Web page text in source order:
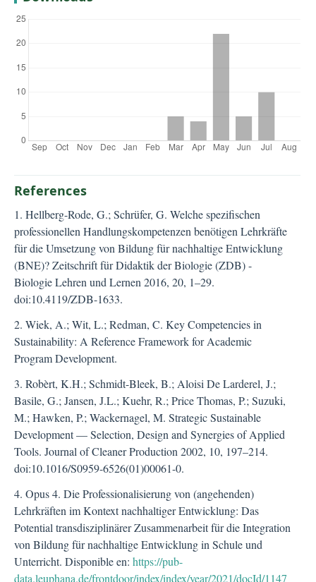
References
1. Hellberg-Rode, G.; Schrüfer, G. Welche spezifischen
professionellen Handlungskompetenzen benötigen Lehrkräfte
für die Umsetzung von Bildung für nachhaltige Entwicklung
(BNE)? Zeitschrift für Didaktik der Biologie (ZDB) -
Biologie Lehren und Lernen 2016, 20, 1–29.
doi:10.4119/ZDB-1633.
2. Wiek, A.; Wit, L.; Redman, C. Key Competencies in
Sustainability: A Reference Framework for Academic
Program Development.
3. Robèrt, K.H.; Schmidt-Bleek, B.; Aloisi De Larderel, J.;
Basile, G.; Jansen, J.L.; Kuehr, R.; Price Thomas, P.; Suzuki,
M.; Hawken, P.; Wackernagel, M. Strategic Sustainable
Development — Selection, Design and Synergies of Applied
Tools. Journal of Cleaner Production 2002, 10, 197–214.
doi:10.1016/S0959-6526(01)00061-0.
4. Opus 4. Die Professionalisierung von (angehenden)
Lehrkräften im Kontext nachhaltiger Entwicklung: Das
Potential transdisziplinärer Zusammenarbeit für die Integration
von Bildung für nachhaltige Entwicklung in Schule und
Unterricht. Disponible en: https://pub-
data.leuphana.de/frontdoor/index/index/year/2021/docId/1147